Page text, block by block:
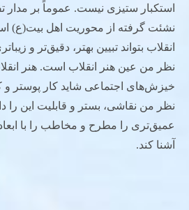
استکبار ستیزی نیست. عموماً بر
نشئت گرفته از محوریت اهل بیت(ع)
انقلاب بتواند تبیین بهتر، دقیق‌تر و
نظر من عین هنر انقلاب است. هنر
خیزش‌های اجتماعی شاید کار پوستر و
نظر من نقاشی، بستر و قابلیت این را
عمیق‌تری را مطرح و مخاطب را با
آشنا کند.